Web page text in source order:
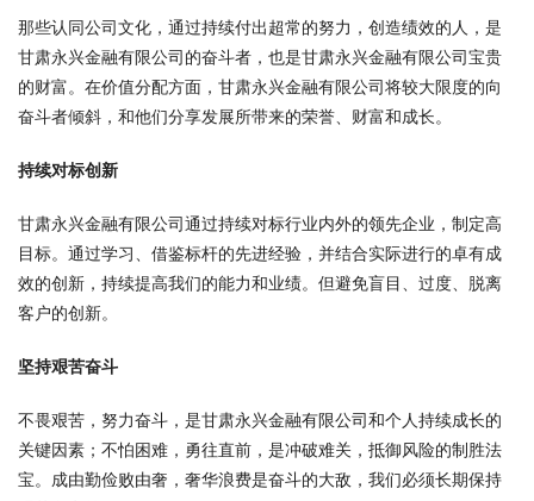
那些认同公司文化，通过持续付出超常的努力，创造绩效的人，是
甘肃永兴金融有限公司的奋斗者，也是甘肃永兴金融有限公司宝贵
的财富。在价值分配方面，甘肃永兴金融有限公司将较大限度的向
奋斗者倾斜，和他们分享发展所带来的荣誉、财富和成长。
持续对标创新
甘肃永兴金融有限公司通过持续对标行业内外的领先企业，制定高
目标。通过学习、借鉴标杆的先进经验，并结合实际进行的卓有成
效的创新，持续提高我们的能力和业绩。但避免盲目、过度、脱离
客户的创新。
坚持艰苦奋斗
不畏艰苦，努力奋斗，是甘肃永兴金融有限公司和个人持续成长的
关键因素；不怕困难，勇往直前，是冲破难关，抵御风险的制胜法
宝。成由勤俭败由奢，奢华浪费是奋斗的大敌，我们必须长期保持